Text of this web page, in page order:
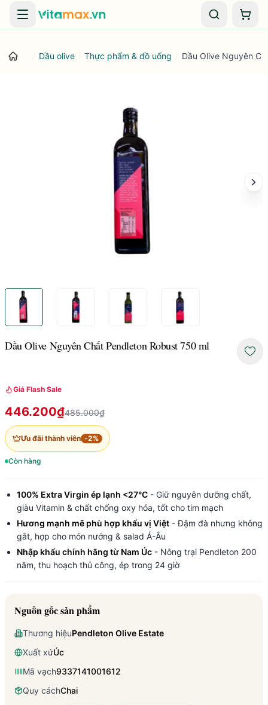
Danh mục Giỏ
Dầu olive Thực phẩm & đồ uống Dầu Olive Nguyên
Dầu Olive Nguyên Chất Pendleton Robust 750 ml
Giá Flash Sale
446.200₫485.000₫
Ưu đãi thành viên -2%
Còn hàng
100% Extra Virgin ép lạnh <27°C - Giữ nguyên dưỡng chất,
giàu Vitamin & chất chống oxy hóa, tốt cho tim mạch
Hương mạnh mẽ phù hợp khẩu vị Việt - Đậm đà nhưng không
gắt, hợp cho món nướng & salad Á-Âu
Nhập khẩu chính hãng từ Nam Úc - Nông trại Pendleton 200
năm, thu hoạch thủ công, ép trong 24 giờ
Nguồn gốc sản phẩm
Thương hiệuPendleton Olive Estate
Xuất xứÚc
Mã vạch9337141001612
Quy cáchChai